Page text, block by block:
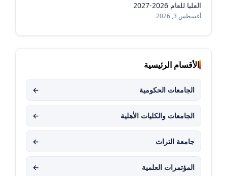
العليا للعام 2026-2027
أغسطس 3, 2026
الأقسام الرئيسية
الجامعات الحكومية ←
الجامعات والكليات الأهلية ←
جامعة التراث ←
المؤتمرات العلمية ←